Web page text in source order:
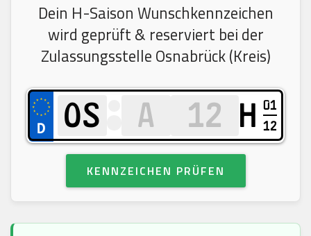
Dein H-Saison Wunschkennzeichen
wird geprüft & reserviert bei der
Zulassungsstelle Osnabrück (Kreis)
H 01
12
KENNZEICHEN PRÜFEN